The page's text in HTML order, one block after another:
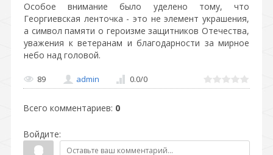
Особое внимание было уделено тому, что
Георгиевская ленточка - это не элемент украшения,
а символ памяти о героизме защитников Отечества,
уважения к ветеранам и благодарности за мирное
небо над головой.
89 admin 0.0/0
Всего комментариев: 0
Войдите: